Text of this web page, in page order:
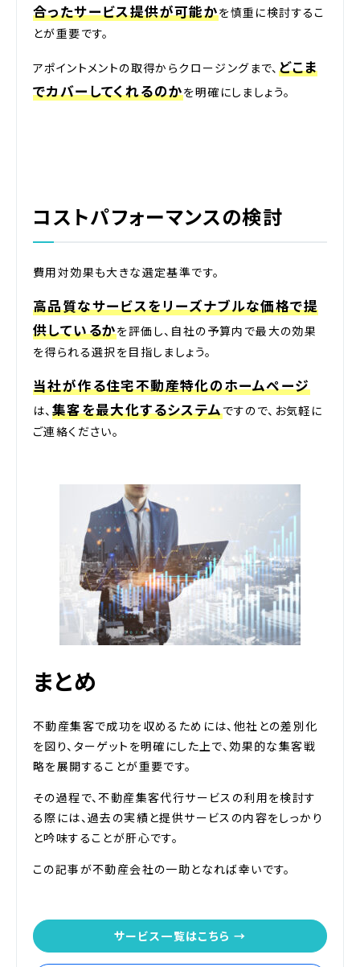
合ったサービス提供が可能かを慎重に検討するこ
とが重要です。
アポイントメントの取得からクロージングまで、 どこま
でカバーしてくれるのかを明確にしましょう。
コストパフォーマンスの検討
費用対効果も大きな選定基準です。
高品質なサービスをリーズナブルな価格で提
供しているかを評価し、自社の予算内で最大の効果
を得られる選択を目指しましょう。
当社が作る住宅不動産特化のホームページ
は、 集客を最大化するシステムですので、お気軽に
ご連絡ください。
まとめ
不動産集客で成功を収めるためには、他社との差別化
を図り、ターゲットを明確にした上で、効果的な集客戦
略を展開することが重要です。
その過程で、不動産集客代行サービスの利用を検討す
る際には、過去の実績と提供サービスの内容をしっかり
と吟味することが肝心です。
この記事が不動産会社の一助となれば幸いです。
サービス一覧はこちら →